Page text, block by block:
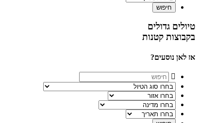
טיולים גדולים
בקבוצות קטנות
אז לאן נוסעים?